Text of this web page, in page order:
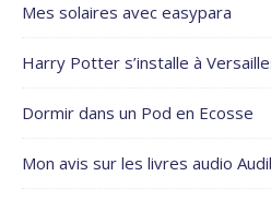
Mes solaires avec easypara
Harry Potter s’installe à
Dormir dans un Pod en Ecosse
Mon avis sur les livres audio